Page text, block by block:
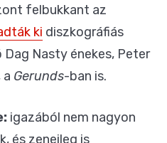
felbukkant az
ki diszkográfiás
Nasty énekes, Peter
a Gerunds-ban is.
igazából nem nagyon
és zeneileg is